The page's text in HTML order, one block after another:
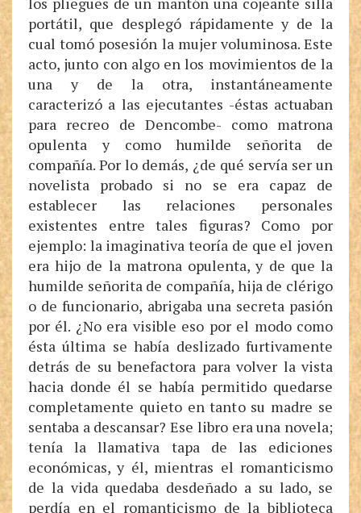
portátil, que desplegó rápidamente y de la
cual tomó posesión la mujer voluminosa. Este
acto, junto con algo en los movimientos de la
una y de la otra, instantáneamente
caracterizó a las ejecutantes -éstas actuaban
para recreo de Dencombe- como matrona
opulenta y como humilde señorita de
compañía. Por lo demás, ¿de qué servía ser un
novelista probado si no se era capaz de
establecer las relaciones personales
existentes entre tales figuras? Como por
ejemplo: la imaginativa teoría de que el joven
era hijo de la matrona opulenta, y de que la
humilde señorita de compañía, hija de clérigo
o de funcionario, abrigaba una secreta pasión
por él. ¿No era visible eso por el modo como
ésta última se había deslizado furtivamente
detrás de su benefactora para volver la vista
hacia donde él se había permitido quedarse
completamente quieto en tanto su madre se
sentaba a descansar? Ese libro era una novela;
tenía la llamativa tapa de las ediciones
económicas, y él, mientras el romanticismo
de la vida quedaba desdeñado a su lado, se
perdía en el romanticismo de la biblioteca